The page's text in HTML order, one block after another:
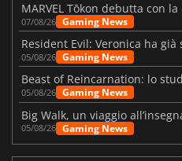
07/08/26 Gaming News
05/08/26 Gaming News
05/08/26 Gaming News
Big Walk, un viaggio
05/08/26 Gaming News